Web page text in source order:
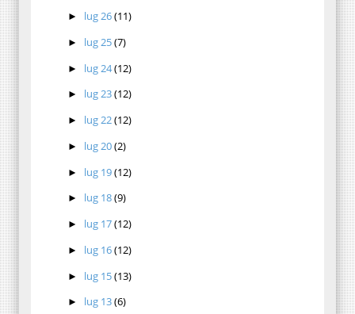
► lug 26(11)
► lug 25(7)
► lug 24(12)
► lug 23(12)
► lug 22(12)
► lug 20(2)
► lug 19(12)
► lug 18(9)
► lug 17(12)
► lug 16(12)
► lug 15(13)
► lug 13(6)